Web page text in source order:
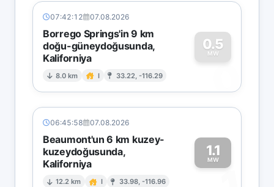
07:42:12 07.08.2026
Borrego Springs'in 9 km
doğu-güneydoğusunda,
Kaliforniya
8.0 km I 33.22, -116.29
0.5
MW
0
06:45:58 07.08.2026
Beaumont'un 6 km kuzey-
kuzeydoğusunda,
Kaliforniya
12.2 km I 33.98, -116.96
1.1
MW